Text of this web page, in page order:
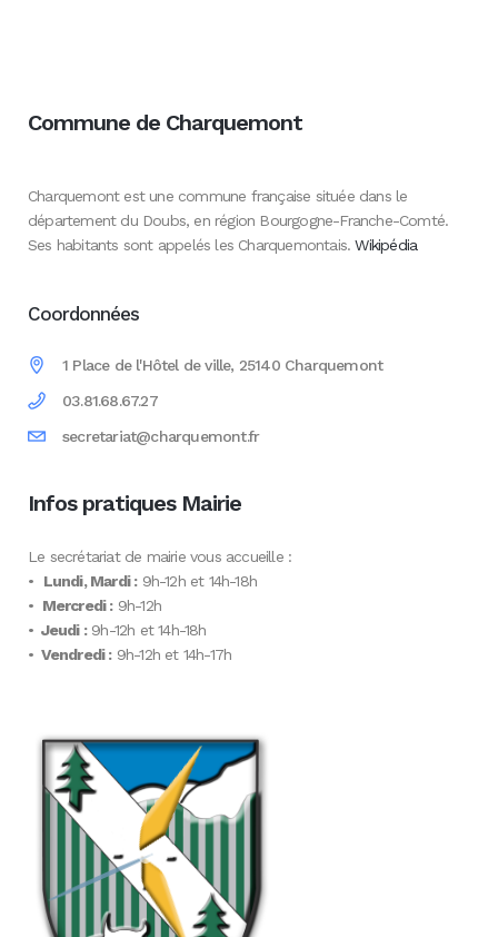
Commune de Charquemont
Charquemont est une commune française située dans le
département du Doubs, en région Bourgogne-Franche-Comté.
Ses habitants sont appelés les Charquemontais.Wikipédia
Coordonnées
1 Place de l'Hôtel de ville, 25140 Charquemont
03.81.68.67.27
secretariat@charquemont.fr
Infos pratiques Mairie
Le secrétariat de mairie vous accueille :
• Lundi, Mardi :9h-12h et 14h-18h
• Mercredi :9h-12h
• Jeudi :9h-12h et 14h-18h
• Vendredi :9h-12h et 14h-17h